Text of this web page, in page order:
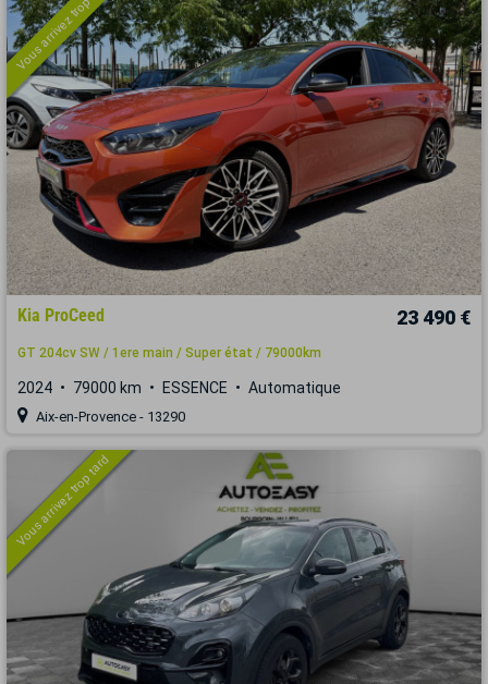
Vous arrivez trop tard
Kia ProCeed 23 490 €
GT 204cv SW / 1ere main / Super état / 79000km
2024 79000 km ESSENCE Automatique
Aix-en-Provence - 13290
Vous arrivez trop tard